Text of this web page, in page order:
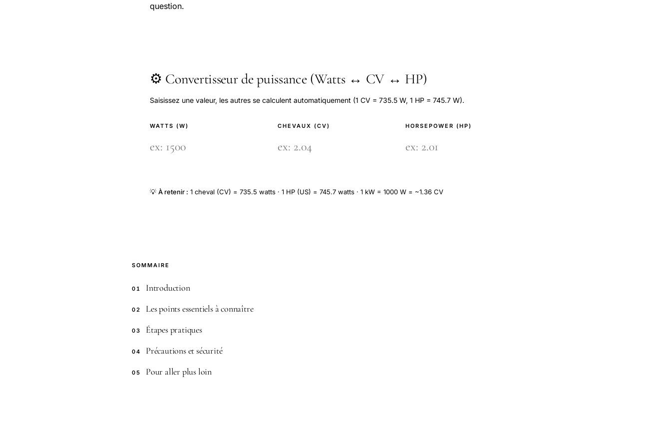
question.
⚙️ Convertisseur de puissance (Watts ↔ CV ↔ HP)
Saisissez une valeur, les autres se calculent automatiquement (1 CV = 735.5 W, 1 HP = 745.7 W).
WATTS (W) CHEVAUX (CV) HORSEPOWER (HP)
💡 À retenir : 1 cheval (CV) = 735.5 watts · 1 HP (US) = 745.7 watts · 1 kW = 1000 W = ~1.36 CV
SOMMAIRE
01 Introduction
02 Les points essentiels à connaître
03 Étapes pratiques
04 Précautions et sécurité
05 Pour aller plus loin